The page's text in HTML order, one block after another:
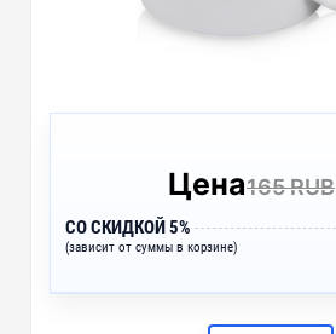
Цена165 RUB
СО СКИДКОЙ 5%
(зависит от суммы в корзине)